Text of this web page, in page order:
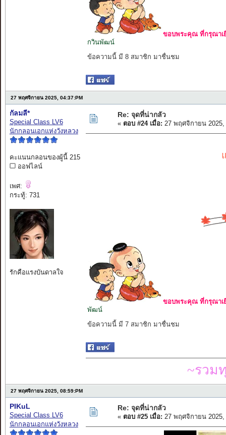
ขอบพระคุณ ที่กรุณาเ
กวินพัฒน์
ข้อความนี้ มี 8 สมาชิก มาชื่นชม
27 พฤศจิกายน 2025, 04:37:PM
กัลมลี*
Special Class LV6
นักกลอนเอกแห่งวังหลวง
คะแนนกลอนของผู้นี้ 215
ออฟไลน์
เพศ:
กระทู้: 731
รักคือแรงบันดาลใจ
Re: จุดที่น่ากลัว
« ตอบ #24 เมื่อ: 27 พฤศจิกายน 2025,
ขอบพระคุณ ที่กรุณาเ
พัฒน์
ข้อความนี้ มี 7 สมาชิก มาชื่นชม
~รวม
27 พฤศจิกายน 2025, 08:59:PM
PIKuL
Special Class LV6
นักกลอนเอกแห่งวังหลวง
Re: จุดที่น่ากลัว
« ตอบ #25 เมื่อ: 27 พฤศจิกายน 2025,